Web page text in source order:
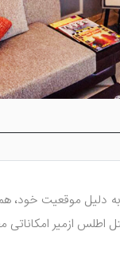
دلیل موقعیت خود،
ازمیر